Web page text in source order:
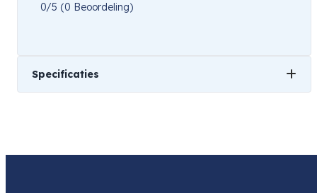
0/5 (0 Beoordeling)
Specificaties